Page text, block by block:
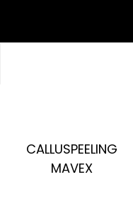
CALLUSPEELING
MAVEX